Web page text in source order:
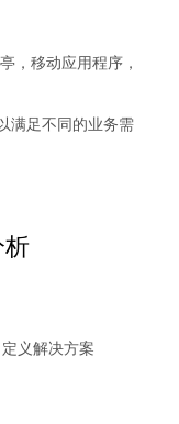
，移动应用程序，
满足不同的业务需
析
义解决方案